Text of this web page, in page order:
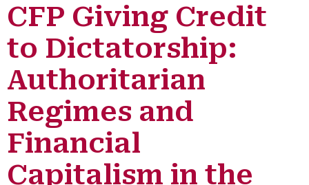
CFP Giving Credit
to Dictatorship:
Authoritarian
Regimes and
Financial
Capitalism in the